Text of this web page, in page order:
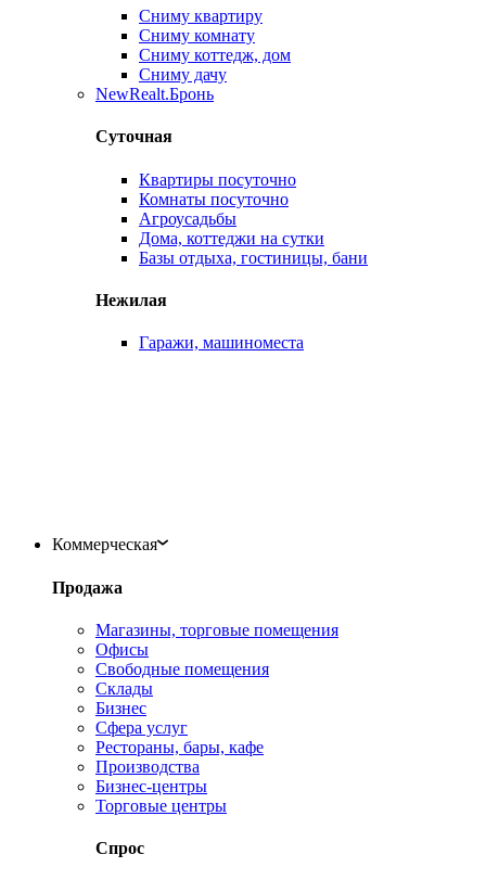
Сниму квартиру
Сниму комнату
Сниму коттедж, дом
Сниму дачу
NewRealt.Бронь
Суточная
Квартиры посуточно
Комнаты посуточно
Агроусадьбы
Дома, коттеджи на сутки
Базы отдыха, гостиницы, бани
Нежилая
Гаражи, машиноместа
Коммерческая
Продажа
Магазины, торговые помещения
Офисы
Свободные помещения
Склады
Бизнес
Сфера услуг
Рестораны, бары, кафе
Производства
Бизнес-центры
Торговые центры
Спрос